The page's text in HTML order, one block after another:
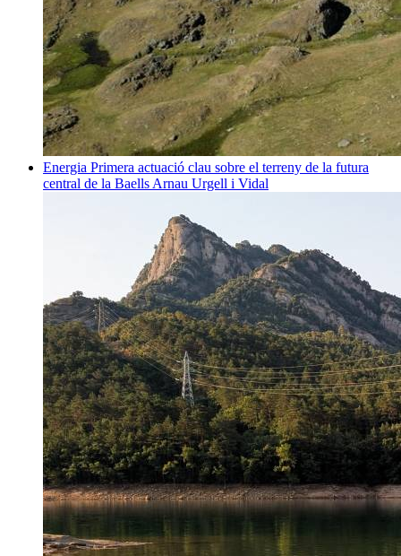
Energia Primera actuació clau sobre el terreny de la futura
central de la Baells Arnau Urgell i Vidal